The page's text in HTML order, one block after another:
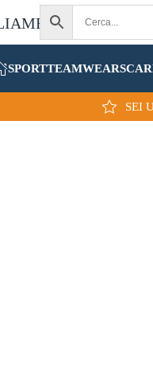
SPORTTEAMWEAR
SEI